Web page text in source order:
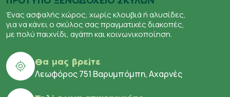
Ένας ασφαλής χώρος, χωρίς κλουβιά ή αλυσίδες,
για να κάνει ο σκύλος σας πραγματικές διακοπές,
με πολύ παιχνίδι, αγάπη και κοινωνικοποίηση.
Θα μας βρείτε
Λεωφόρος 751 Βαρυμπόμπη, Αχαρνές